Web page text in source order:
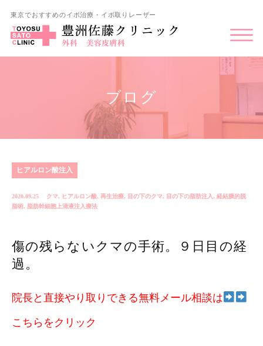
東京でおすすめのイボ治療・イボ取りレーザー
ブログ
ヒアルロン酸注入
2020.09.25 クマ, ヒアルロン酸, 再生治療, 目の下のクマ, 目の下の脂肪注入, 経結膜的脱
脂術, 脂肪幹細胞上清液注入療法
傷の残らないクマの手術。９日目の経
過。
院長と直接やり取りできる無料メール相談は
こちらをクリック